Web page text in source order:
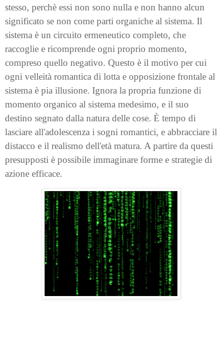
stesso, perchè essi non sono nulla e non hanno alcun
significato se non come parti organiche al sistema. Il
sistema è un circuito ermeneutico completo, che
raccoglie e ricomprende ogni proprio momento,
compreso quello negativo. Questo è il motivo per cui
ogni velleità romantica di lotta e opposizione frontale al
sistema è pia illusione. Ignora la propria funzione di
momento organico al sistema medesimo, e il suo
destino segnato dalla natura delle cose. È tempo di
lasciare all'adolescenza i sogni romantici, e abbracciare il
distacco e il realismo dell'età matura. A partire da questi
presupposti è possibile immaginare forme e strategie di
azione efficace.